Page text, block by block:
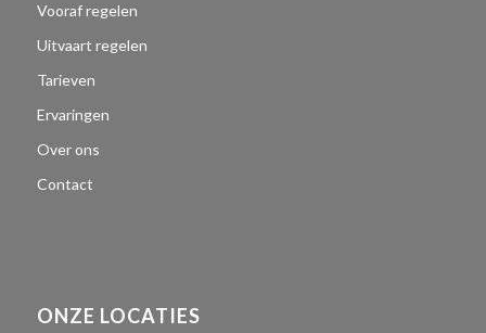
Vooraf regelen
Uitvaart regelen
Tarieven
Ervaringen
Over ons
Contact
ONZE LOCATIES